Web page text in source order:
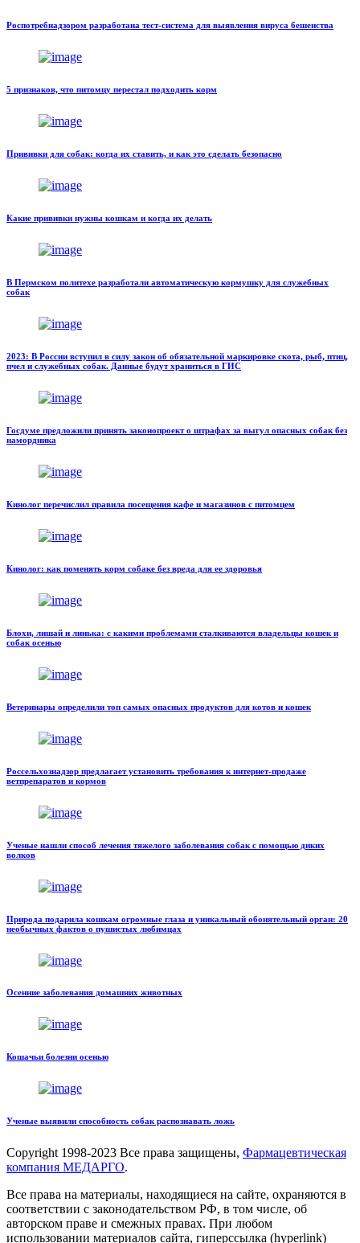
Роспотребнадзором разработана тест-система для выявления вируса бешенства
5 признаков, что питомцу перестал подходить корм
Прививки для собак: когда их ставить, и как это сделать безопасно
Какие прививки нужны кошкам и когда их делать
В Пермском политехе разработали автоматическую кормушку для служебных
собак
2023: В России вступил в силу закон об обязательной маркировке скота, рыб, птиц,
пчел и служебных собак. Данные будут храниться в ГИС
Госдуме предложили принять законопроект о штрафах за выгул опасных собак без
намордника
Кинолог перечислил правила посещения кафе и магазинов с питомцем
Кинолог: как поменять корм собаке без вреда для ее здоровья
Блохи, лишай и линька: с какими проблемами сталкиваются владельцы кошек и
собак осенью
Ветеринары определили топ самых опасных продуктов для котов и кошек
Россельхознадзор предлагает установить требования к интернет-продаже
ветпрепаратов и кормов
Ученые нашли способ лечения тяжелого заболевания собак с помощью диких
волков
Природа подарила кошкам огромные глаза и уникальный обонятельный орган: 20
необычных фактов о пушистых любимцах
Осенние заболевания домашних животных
Кошачьи болезни осенью
Ученые выявили способность собак распознавать ложь
Copyright 1998-2023 Все права защищены, Фармацевтическая
компания МЕДАРГО.
Все права на материалы, находящиеся на сайте, охраняются в
соответствии с законодательством РФ, в том числе, об
авторском праве и смежных правах. При любом
использовании материалов сайта, гиперссылка (hyperlink)